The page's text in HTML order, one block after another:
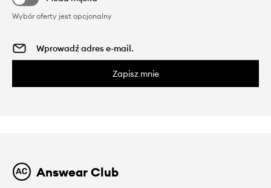
Wybór oferty jest opcjonalny
Zapisz mnie
Answear Club